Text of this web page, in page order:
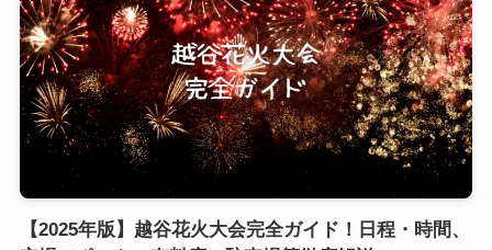
【2025年版】越谷花火大会完全ガイド！日程・時間、